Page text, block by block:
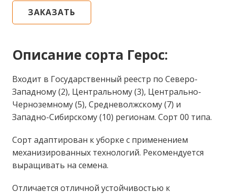
ЗАКАЗАТЬ
Описание сорта Герос:
Входит в Государственный реестр по Северо-
Западному (2), Центральному (3), Центрально-
Черноземному (5), Средневолжскому (7) и
Западно-Сибирскому (10) регионам. Сорт 00 типа.
Сорт адаптирован к уборке с применением
механизированных технологий. Рекомендуется
выращивать на семена.
Отличается отличной устойчивостью к